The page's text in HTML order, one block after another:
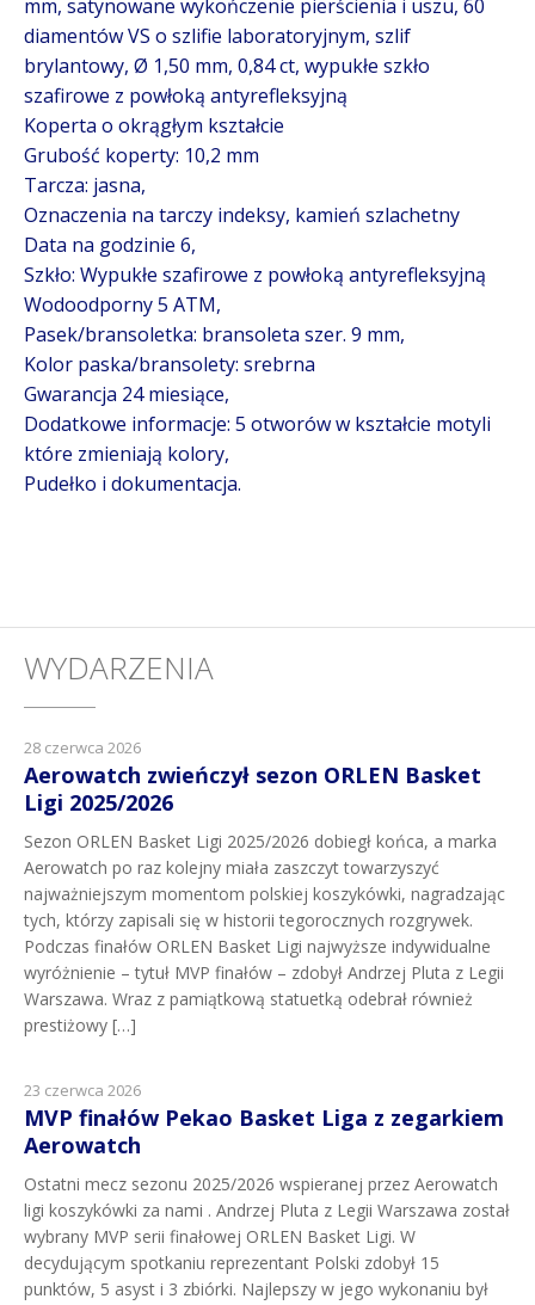
mm, satynowane wykończenie pierścienia i uszu, 60
diamentów VS o szlifie laboratoryjnym, szlif
brylantowy, Ø 1,50 mm, 0,84 ct, wypukłe szkło
szafirowe z powłoką antyrefleksyjną
Koperta o okrągłym kształcie
Grubość koperty: 10,2 mm
Tarcza: jasna,
Oznaczenia na tarczy indeksy, kamień szlachetny
Data na godzinie 6,
Szkło: Wypukłe szafirowe z powłoką antyrefleksyjną
Wodoodporny 5 ATM,
Pasek/bransoletka: bransoleta szer. 9 mm,
Kolor paska/bransolety: srebrna
Gwarancja 24 miesiące,
Dodatkowe informacje: 5 otworów w kształcie motyli
które zmieniają kolory,
Pudełko i dokumentacja.
WYDARZENIA
28 czerwca 2026
Aerowatch zwieńczył sezon ORLEN Basket
Ligi 2025/2026
Sezon ORLEN Basket Ligi 2025/2026 dobiegł końca, a marka
Aerowatch po raz kolejny miała zaszczyt towarzyszyć
najważniejszym momentom polskiej koszykówki, nagradzając
tych, którzy zapisali się w historii tegorocznych rozgrywek.
Podczas finałów ORLEN Basket Ligi najwyższe indywidualne
wyróżnienie – tytuł MVP finałów – zdobył Andrzej Pluta z Legii
Warszawa. Wraz z pamiątkową statuetką odebrał również
prestiżowy […]
23 czerwca 2026
MVP finałów Pekao Basket Liga z zegarkiem
Aerowatch
Ostatni mecz sezonu 2025/2026 wspieranej przez Aerowatch
ligi koszykówki za nami . Andrzej Pluta z Legii Warszawa został
wybrany MVP serii finałowej ORLEN Basket Ligi. W
decydującym spotkaniu reprezentant Polski zdobył 15
punktów, 5 asyst i 3 zbiórki. Najlepszy w jego wykonaniu był